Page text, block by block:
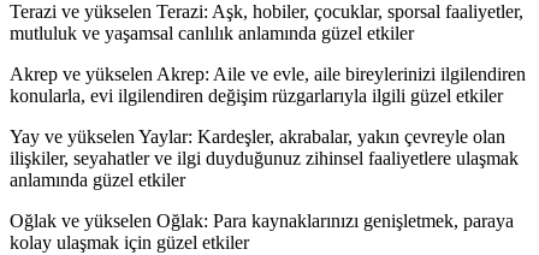
Terazi ve yükselen Terazi: Aşk, hobiler, çocuklar, sporsal faaliyetler,
mutluluk ve yaşamsal canlılık anlamında güzel etkiler
Akrep ve yükselen Akrep: Aile ve evle, aile bireylerinizi ilgilendiren
konularla, evi ilgilendiren değişim rüzgarlarıyla ilgili güzel etkiler
Yay ve yükselen Yaylar: Kardeşler, akrabalar, yakın çevreyle olan
ilişkiler, seyahatler ve ilgi duyduğunuz zihinsel faaliyetlere ulaşmak
anlamında güzel etkiler
Oğlak ve yükselen Oğlak: Para kaynaklarınızı genişletmek, paraya
kolay ulaşmak için güzel etkiler